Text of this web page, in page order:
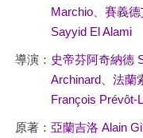
Marchio、 賽義
Sayyid El Alami
導演： 史帝芬阿奇納德
Archinard、 法蘭
François Prévôt-
原著： 亞蘭吉洛 Alain